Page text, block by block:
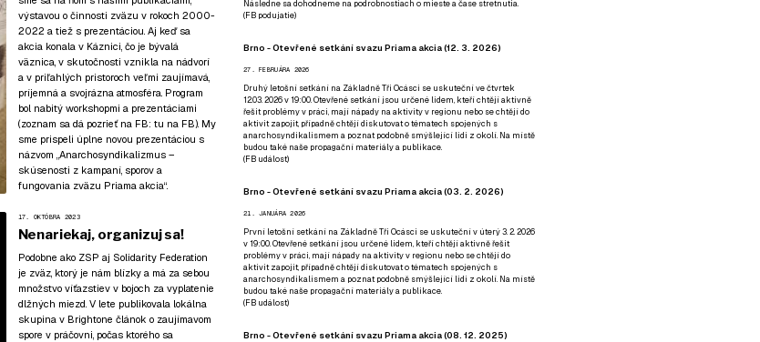
výstavou o činnosti zväzu v rokoch 2000-
2022 a tiež s prezentáciou. Aj keď sa
akcia konala v Káznici, čo je bývalá
väznica, v skutočnosti vznikla na nádvorí
a v priľahlých pristoroch veľmi zaujímavá,
príjemná a svojrázna atmosféra. Program
bol nabitý workshopmi a prezentáciami
(zoznam sa dá pozrieť na FB: tu na FB). My
sme prispeli úplne novou prezentáciou s
názvom „Anarchosyndikalizmus –
skúsenosti z kampaní, sporov a
fungovania zväzu Priama akcia“.
17. OKTÓBRA 2023
Nenariekaj, organizuj sa!
Podobne ako ZSP aj Solidarity Federation
je zväz, ktorý je nám blízky a má za sebou
množstvo víťazstiev v bojoch za vyplatenie
dlžných miezd. V lete publikovala lokálna
skupina v Brightone článok o zaujímavom
spore v práčovni, počas ktorého sa
Následne sa dohodneme na podrobnostiach o mieste a čase stretnutia.
(FB podujatie)
Brno - Otevřené setkání svazu Priama akcia (12. 3. 2026)
27. FEBRUÁRA 2026
Druhý letošní setkání na Základně Tři Ocásci se uskuteční ve čtvrtek
12.03. 2026 v 19:00. Otevřené setkání jsou určené lidem, kteří chtějí aktivně
řešit problémy v práci, mají nápady na aktivity v regionu nebo se chtějí do
aktivit zapojit, případně chtějí diskutovat o tématech spojených s
anarchosyndikalismem a poznat podobně smýšlející lidi z okolí. Na místě
budou také naše propagační materiály a publikace.
(FB událost)
Brno - Otevřené setkání svazu Priama akcia (03. 2. 2026)
21. JANUÁRA 2026
První letošní setkání na Základně Tři Ocásci se uskuteční v úterý 3. 2. 2026
v 19:00. Otevřené setkání jsou určené lidem, kteří chtějí aktivně řešit
problémy v práci, mají nápady na aktivity v regionu nebo se chtějí do
aktivit zapojit, případně chtějí diskutovat o tématech spojených s
anarchosyndikalismem a poznat podobně smýšlející lidi z okolí. Na místě
budou také naše propagační materiály a publikace.
(FB událost)
Brno - Otevřené setkání svazu Priama akcia (08. 12. 2025)